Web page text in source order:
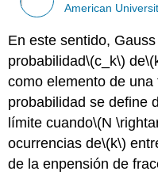
American
En este sentido,
probabilidad\(c_k\) de
como elemento de
probabilidad se define
límite cuando\(N
ocurrencias de\(k\)
de la enpensión de